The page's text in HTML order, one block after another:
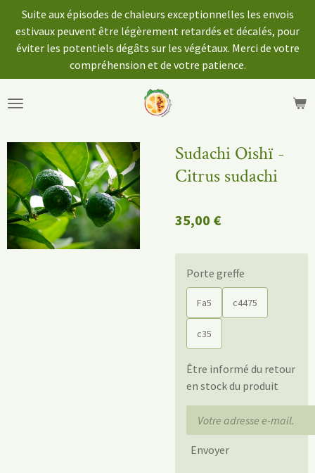
Passer
au
contenu
Suite aux épisodes de chaleurs exceptionnelles les envois
estivaux peuvent être légèrement retardés et décalés, pour
éviter les potentiels dégâts sur les végétaux. Merci de votre
compréhension et de votre patience.
Sudachi Oishï -
Citrus sudachi
35,00 €
Porte greffe
Fa5 c4475
c35
Être informé du retour
en stock du produit
Envoyer